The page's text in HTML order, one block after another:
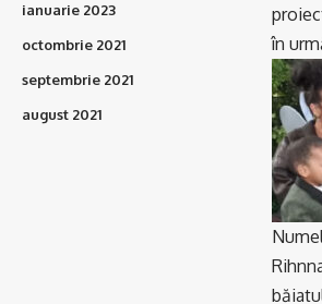
ianuarie 2023
octombrie 2021
septembrie 2021
august 2021
în